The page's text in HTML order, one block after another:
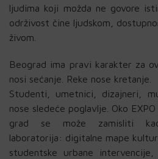
ljudima koji možda ne govore
održivost čine ljudskom,
živom.
Beograd ima pravi karakter za
nosi sećanje. Reke nose kretanje.
Studenti, umetnici, dizajneri,
nose sledeće poglavlje. Oko EXPO
grad se može zamisliti
laboratorija: digitalne mape
studentske urbane